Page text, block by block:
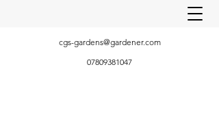
cgs-gardens@gardener.com
07809381047